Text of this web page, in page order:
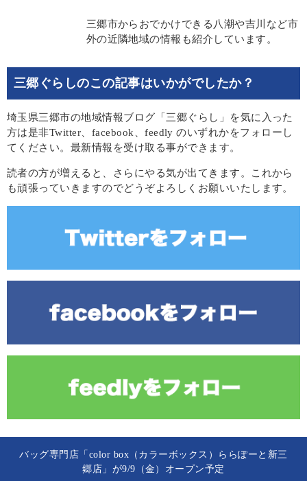
三郷市からおでかけできる八潮や吉川など市
外の近隣地域の情報も紹介しています。
三郷ぐらしのこの記事はいかがでしたか？
埼玉県三郷市の地域情報ブログ「三郷ぐらし」を気に入った
方は是非Twitter、facebook、feedly のいずれかをフォローし
てください。最新情報を受け取る事ができます。
読者の方が増えると、さらにやる気が出てきます。これから
も頑張っていきますのでどうぞよろしくお願いいたします。
バッグ専門店「color box（カラーボックス）ららぽーと新三
郷店」が9/9（金）オープン予定